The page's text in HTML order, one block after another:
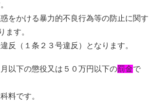
をかける暴力的不良行為等の防止に関す
ます。
反（１条２３号違反）となります。
以下の懲役又は５０万円以下の罰金で
料です。